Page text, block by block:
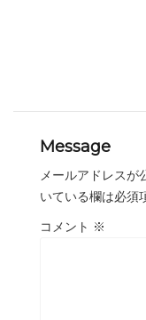
Message
メールアドレスが
いている欄は必須
コメント ※